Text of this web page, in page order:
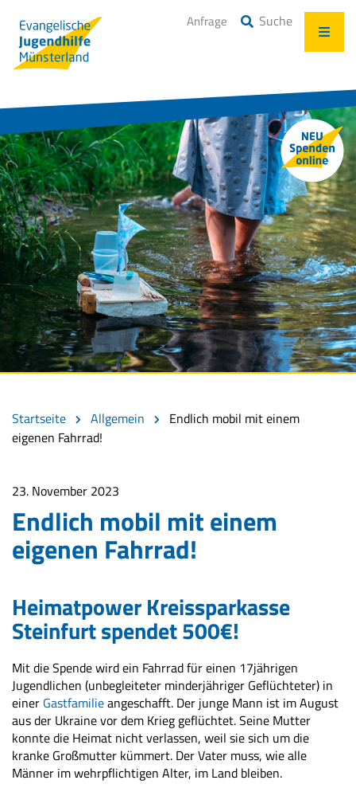
Anfrage Suche
Startseite Allgemein
Endlich mobil mit einem
eigenen Fahrrad!
23. November 2023
Endlich mobil mit einem
eigenen Fahrrad!
Heimatpower Kreissparkasse
Steinfurt spendet 500€!
Mit die Spende wird ein Fahrrad für einen 17jährigen
Jugendlichen (unbegleiteter minderjähriger Geflüchteter) in
einer Gastfamilieangeschafft. Der junge Mann ist im August
aus der Ukraine vor dem Krieg geflüchtet. Seine Mutter
konnte die Heimat nicht verlassen, weil sie sich um die
kranke Großmutter kümmert. Der Vater muss, wie alle
Männer im wehrpflichtigen Alter, im Land bleiben.